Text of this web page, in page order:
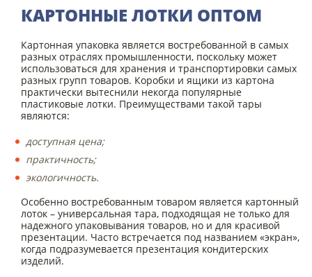
д. 28Б, стр. 3
Схема проезда
Реквизиты
КАРТОННЫЕ ЛОТКИ ОПТОМ
Картонная упаковка является востребованной в самых
разных отраслях промышленности, поскольку может
использоваться для хранения и транспортировки самых
разных групп товаров. Коробки и ящики из картона
практически вытеснили некогда популярные
пластиковые лотки. Преимуществами такой тары
являются:
доступная цена;
практичность;
экологичность.
Особенно востребованным товаром является картонный
лоток – универсальная тара, подходящая не только для
надежного упаковывания товаров, но и для красивой
презентации. Часто встречается под названием «экран»,
когда подразумевается презентация кондитерских
изделий.